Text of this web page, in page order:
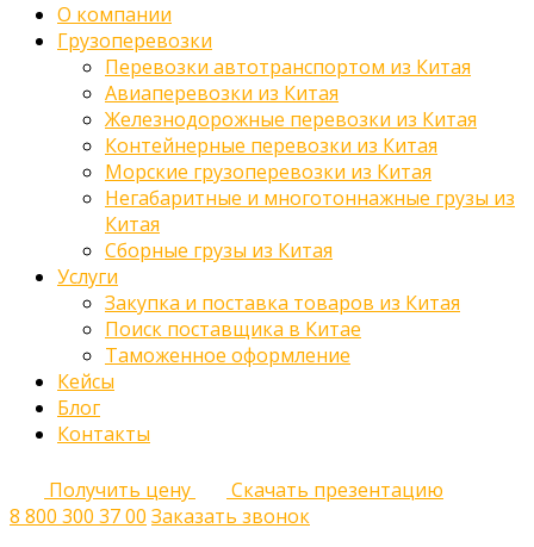
О компании
Грузоперевозки
Перевозки автотранспортом из Китая
Авиаперевозки из Китая
Железнодорожные перевозки из Китая
Контейнерные перевозки из Китая
Морские грузоперевозки из Китая
Негабаритные и многотоннажные грузы из
Китая
Сборные грузы из Китая
Услуги
Закупка и поставка товаров из Китая
Поиск поставщика в Китае
Таможенное оформление
Кейсы
Блог
Контакты
Получить цену
Скачать презентацию
8 800 300 37 00 Заказать звонок